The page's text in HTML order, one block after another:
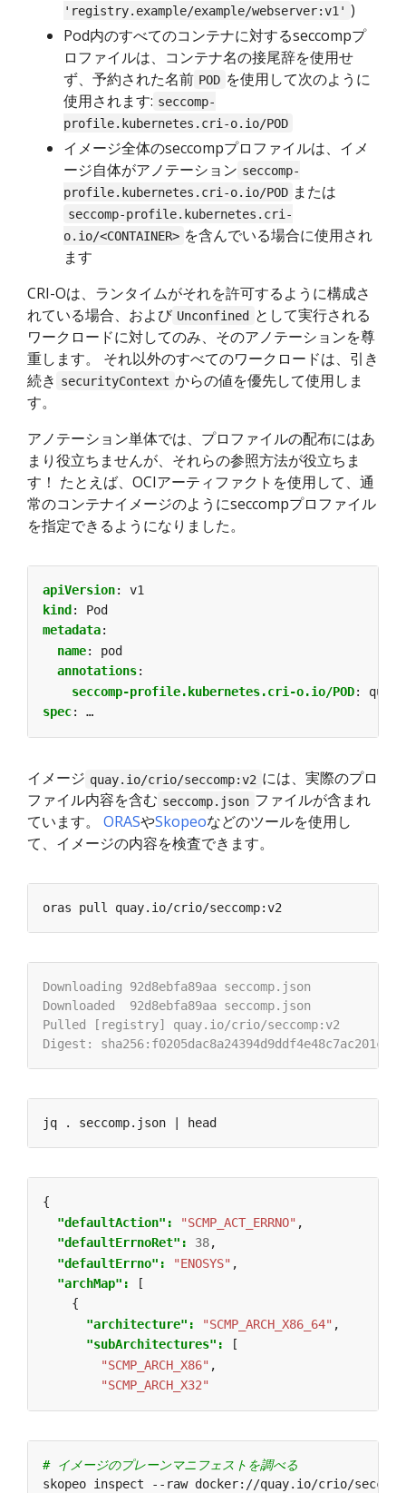
'registry.example/example/webserver:v1' )
Pod内のすべてのコンテナに対するseccompプ
ロファイルは、コンテナ名の接尾辞を使用せ
ず、予約された名前 POD を使用して次のように
使用されます: seccomp-
profile.kubernetes.cri-o.io/POD
イメージ全体のseccompプロファイルは、イメ
ージ自体がアノテーション seccomp-
profile.kubernetes.cri-o.io/POD または
seccomp-profile.kubernetes.cri-
o.io/<CONTAINER> を含んでいる場合に使用され
ます
CRI-Oは、ランタイムがそれを許可するように構成さ
れている場合、および Unconfined
として実行される
ワークロードに対してのみ、そのアノテーションを尊
重します。 それ以外のすべてのワークロードは、引き
続き securityContext からの値を優先して使用しま
す。
アノテーション単体では、プロファイルの配布にはあ
まり役立ちませんが、それらの参照方法が役立ちま
す！ たとえば、OCIアーティファクトを使用して、通
常のコンテナイメージのようにseccompプロファイル
を指定できるようになりました。
apiVersion:
v1
kind :
Pod
metadata:
name:
pod
annotations:
seccomp-profile.kubernetes.cri-o.io/POD:
spec: …
イメージ quay.io/crio/seccomp:v2 には、実際のプロ
ファイル内容を含む seccomp.json ファイルが含まれ
ています。 ORASやSkopeoなどのツールを使用し
て、イメージの内容を検査できます。
{
"defaultAction":
"SCMP_ACT_ERRNO" ,
"defaultErrnoRet": 38,
"defaultErrno":
"ENOSYS" ,
"archMap":
[
{
"architecture":
"SCMP_ARCH_X86_64" ,
"subArchitectures":
[
"SCMP_ARCH_X86" ,
"SCMP_ARCH_X32"
# イメージのプレーンマニフェストを調べる